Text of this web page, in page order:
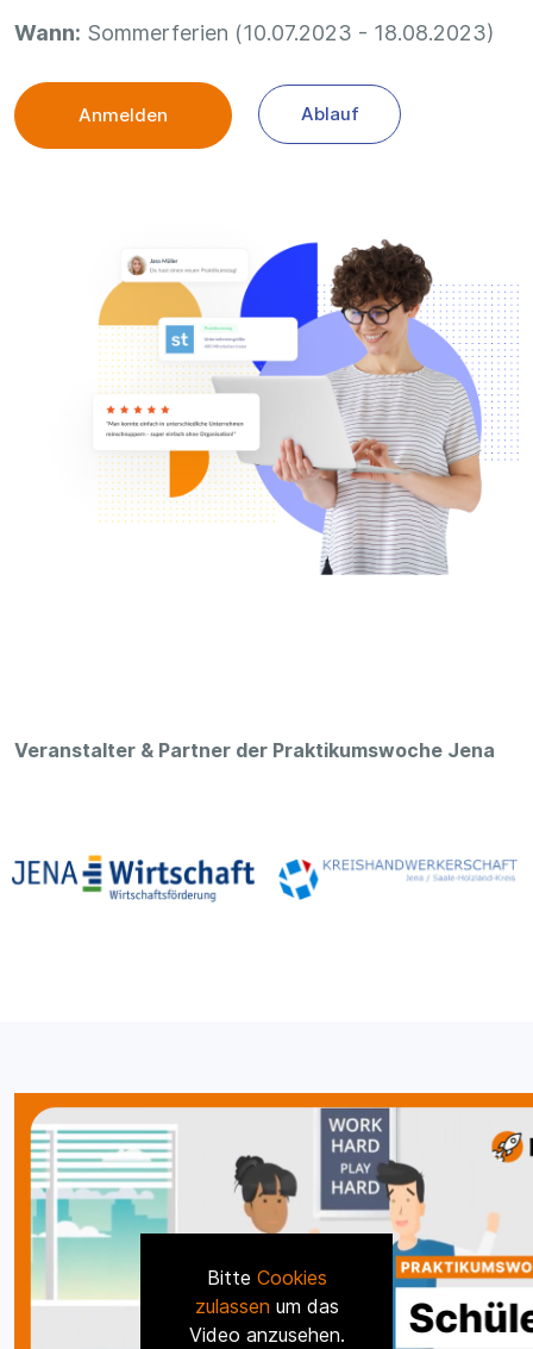
Wann: Sommerferien (10.07.2023 - 18.08.2023)
Anmelden Ablauf
Veranstalter & Partner der Praktikumswoche Jena
Bitte Cookies
zulassen um das
Video anzusehen.